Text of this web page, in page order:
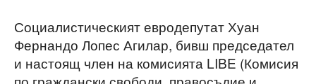
Социалистическият евродепутат Хуан
Фернандо Лопес Агилар, бивш председател
и настоящ член на комисията LIBE (Комисия